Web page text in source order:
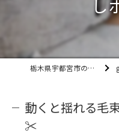
し
栃木県宇都宮市の美容室ult
動くと揺れる毛
✂️